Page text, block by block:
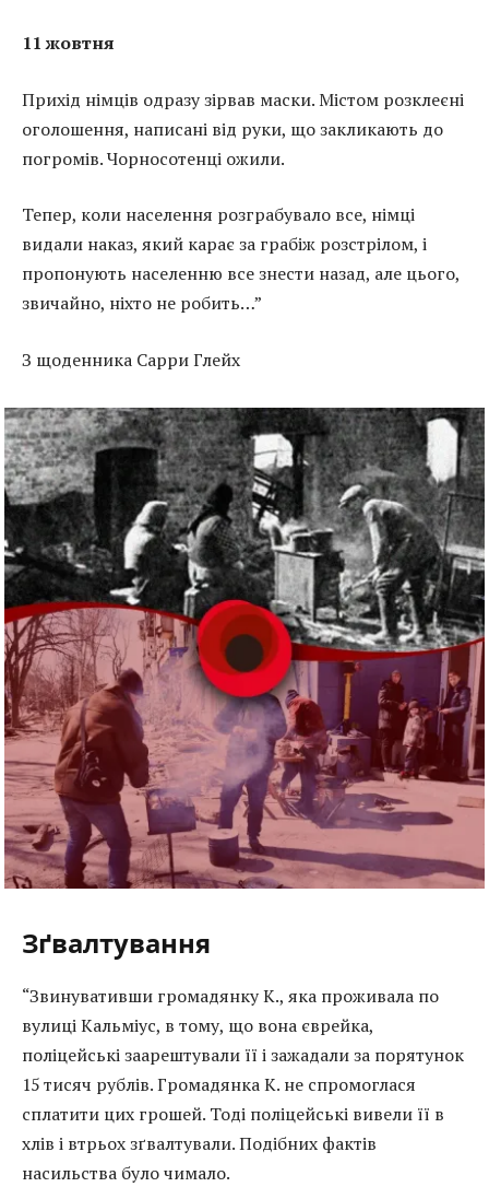
11 жовтня
Прихід німців одразу зірвав маски. Містом розклеєні
оголошення, написані від руки, що закликають до
погромів. Чорносотенці ожили.
Тепер, коли населення розграбувало все, німці
видали наказ, який карає за грабіж розстрілом, і
пропонують населенню все знести назад, але цього,
звичайно, ніхто не робить…”
З щоденника Сарри Глейх
Зґвалтування
“Звинувативши громадянку К., яка проживала по
вулиці Кальміус, в тому, що вона єврейка,
поліцейські заарештували її і зажадали за порятунок
15 тисяч рублів. Громадянка К. не спромоглася
сплатити цих грошей. Тоді поліцейські вивели її в
хлів і втрьох зґвалтували. Подібних фактів
насильства було чимало.